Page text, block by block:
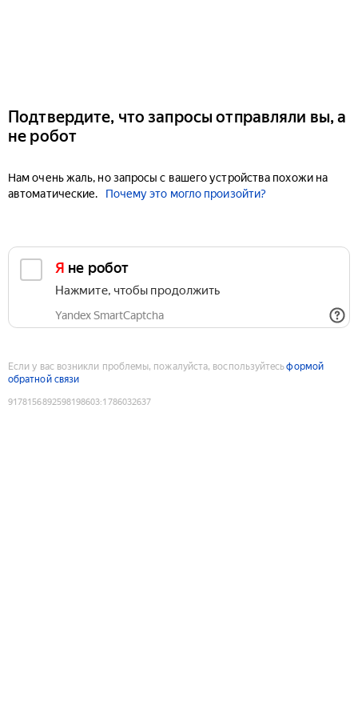
Подтвердите, что запросы отправляли вы, а
не робот
Нам очень жаль, но запросы с вашего устройства похожи на
автоматические.
Почему это могло произойти?
Я не робот
Нажмите, чтобы продолжить
Yandex SmartCaptcha
Если у вас возникли проблемы, пожалуйста, воспользуйтесьформой
обратной связи
9178156892598198603:1786032637